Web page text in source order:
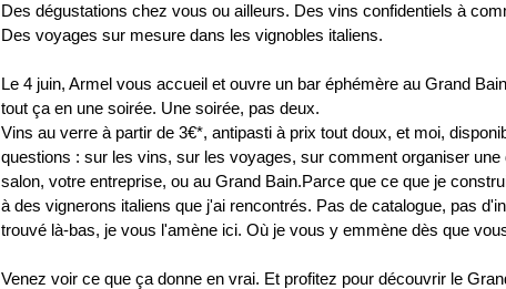
Des dégustations chez vous ou ailleurs. Des vins confidentiels à
Des voyages sur mesure dans les vignobles italiens.
Le 4 juin, Armel vous accueil et ouvre un bar éphémère au Grand
tout ça en une soirée. Une soirée, pas deux.
Vins au verre à partir de 3€*, antipasti à prix tout doux, et moi,
questions : sur les vins, sur les voyages, sur comment organiser une
salon, votre entreprise, ou au Grand Bain.Parce que ce que je
à des vignerons italiens que j'ai rencontrés. Pas de catalogue, pas
trouvé là-bas, je vous l'amène ici. Où je vous y emmène dès que
Venez voir ce que ça donne en vrai. Et profitez pour découvrir le